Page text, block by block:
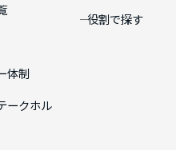
体制
ークホル
役割で探す